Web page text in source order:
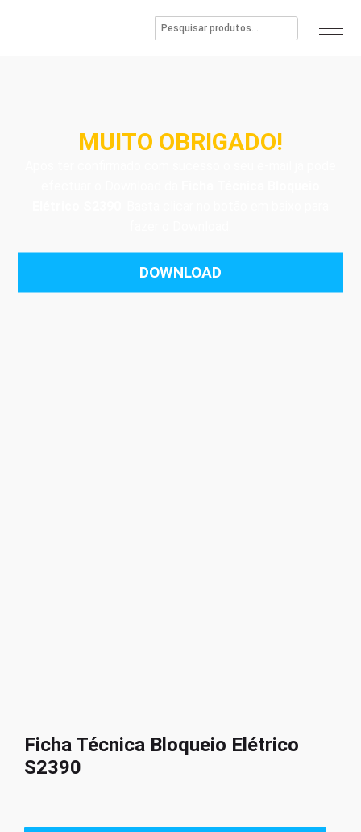
MUITO OBRIGADO!
DOWNLOAD
Ficha Técnica Bloqueio Elétrico
S2390